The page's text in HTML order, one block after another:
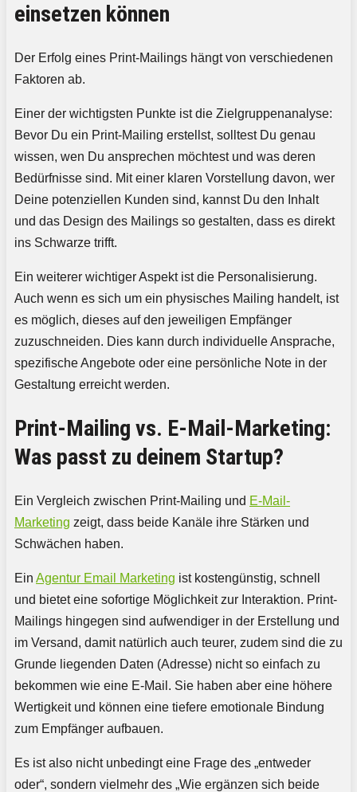
einsetzen können
Der Erfolg eines Print-Mailings hängt von verschiedenen
Faktoren ab.
Einer der wichtigsten Punkte ist die Zielgruppenanalyse:
Bevor Du ein Print-Mailing erstellst, solltest Du genau
wissen, wen Du ansprechen möchtest und was deren
Bedürfnisse sind. Mit einer klaren Vorstellung davon, wer
Deine potenziellen Kunden sind, kannst Du den Inhalt
und das Design des Mailings so gestalten, dass es direkt
ins Schwarze trifft.
Ein weiterer wichtiger Aspekt ist die Personalisierung.
Auch wenn es sich um ein physisches Mailing handelt, ist
es möglich, dieses auf den jeweiligen Empfänger
zuzuschneiden. Dies kann durch individuelle Ansprache,
spezifische Angebote oder eine persönliche Note in der
Gestaltung erreicht werden.
Print-Mailing vs. E-Mail-Marketing:
Was passt zu deinem Startup?
Ein Vergleich zwischen Print-Mailing und E-Mail-
Marketing zeigt, dass beide Kanäle ihre Stärken und
Schwächen haben.
Ein Agentur Email Marketing ist kostengünstig, schnell
und bietet eine sofortige Möglichkeit zur Interaktion. Print-
Mailings hingegen sind aufwendiger in der Erstellung und
im Versand, damit natürlich auch teurer, zudem sind die zu
Grunde liegenden Daten (Adresse) nicht so einfach zu
bekommen wie eine E-Mail. Sie haben aber eine höhere
Wertigkeit und können eine tiefere emotionale Bindung
zum Empfänger aufbauen.
Es ist also nicht unbedingt eine Frage des „entweder
oder“, sondern vielmehr des „Wie ergänzen sich beide